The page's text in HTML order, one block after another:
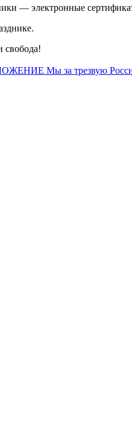
— электронные
свобода!
Мы за трезвую